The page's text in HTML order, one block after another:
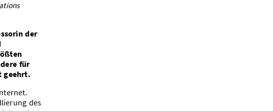
der
für
geehrt.
des